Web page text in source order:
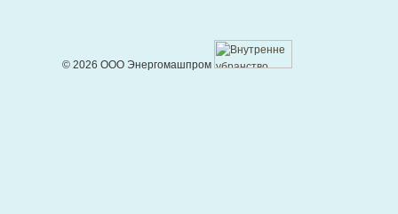
© 2026 ООО Энергомашпром